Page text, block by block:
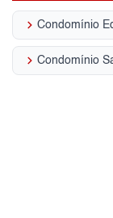
keyboard_arrow_right
keyboard_arrow_right Condomínio